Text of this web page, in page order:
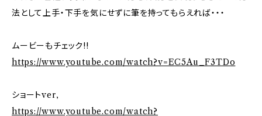
法として上手・下手を気にせずに筆を持ってもらえれば・・・
ムービーもチェック!!
https://www.youtube.com/watch?v=EC5Au_F3TDo
ショートver,
https://www.youtube.com/watch?